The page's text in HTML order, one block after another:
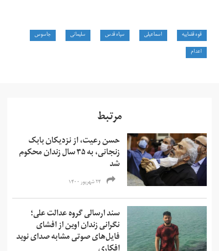
قوه قضاییه اسماعیلی سپاه قدس سلیمانی
جاسوس
اعدام
مرتبط
حسن رعیت، از نزدیکان بابک
زنجانی، به ۳۵ سال زندان محکوم
شد
۲۴ شهریور ۱۴۰۰
سند ارسالی گروه عدالت علی؛
نگرانی زندان اوین از افشای
فایل‌های صوتی مشابه صدای نوید